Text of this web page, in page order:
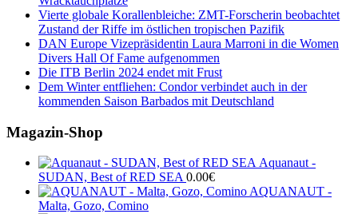
Vierte globale Korallenbleiche: ZMT-Forscherin beobachtet
Zustand der Riffe im östlichen tropischen Pazifik
DAN Europe Vizepräsidentin Laura Marroni in die Women
Divers Hall Of Fame aufgenommen
Die ITB Berlin 2024 endet mit Frust
Dem Winter entfliehen: Condor verbindet auch in der
kommenden Saison Barbados mit Deutschland
Magazin-Shop
Aquanaut -
SUDAN, Best of RED SEA 0.00€
AQUANAUT -
Malta, Gozo, Comino